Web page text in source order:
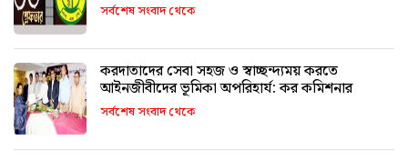
সর্বশেষ সংবাদ থেকে
করদাতাদের সেবা সহজ ও স্বাচ্ছন্দ্যময় করতে
আইনজীবীদের ভূমিকা অপরিহার্য: কর কমিশনার
সর্বশেষ সংবাদ থেকে